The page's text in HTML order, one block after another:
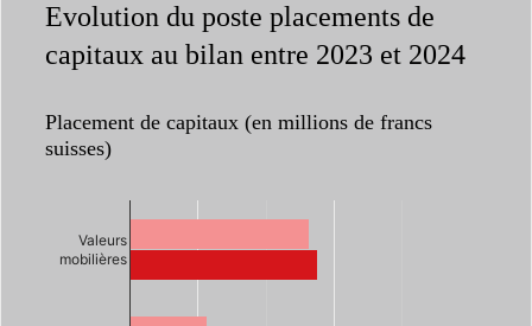
Evolution du poste placements de
capitaux au bilan entre 2023 et 2024
Placement de capitaux (en millions de francs
suisses)
Valeurs
mobilières